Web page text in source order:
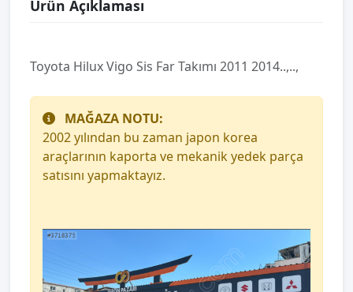
Ürün Açıklaması
Toyota Hilux Vigo Sis Far Takımı 2011 2014..,..,
MAĞAZA NOTU:
2002 yılından bu zaman japon korea
araçlarının kaporta ve mekanik yedek parça
satısını yapmaktayız.